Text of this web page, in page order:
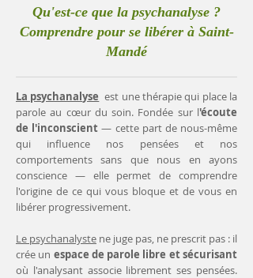
Qu'est-ce que la psychanalyse ?
Comprendre pour se libérer à Saint-
Mandé
La psychanalyse est une thérapie qui place la
parole au cœur du soin. Fondée sur l'écoute
de l'inconscient— cette part de nous-même
qui influence nos pensées et nos
comportements sans que nous en ayons
conscience — elle permet de comprendre
l'origine de ce qui vous bloque et de vous en
libérer progressivement.
Le psychanalyste ne juge pas, ne prescrit pas : il
crée un espace de parole libre et sécurisant
où l'analysant associe librement ses pensées.